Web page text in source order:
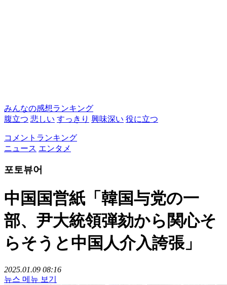
みんなの感想ランキング
腹立つ 悲しい すっきり 興味深い 役に立つ
コメントランキング
ニュース エンタメ
포토뷰어
中国国営紙「韓国与党の一
部、尹大統領弾劾から関心そ
らそうと中国人介入誇張」
2025.01.09 08:16
뉴스 메뉴 보기